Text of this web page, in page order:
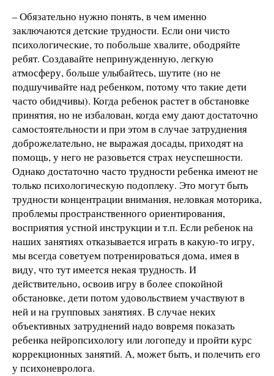
– Обязательно нужно понять, в чем именно
заключаются детские трудности. Если они чисто
психологические, то побольше хвалите, ободряйте
ребят. Создавайте непринужденную, легкую
атмосферу, больше улыбайтесь, шутите (но не
подшучивайте над ребенком, потому что такие дети
часто обидчивы). Когда ребенок растет в обстановке
принятия, но не избалован, когда ему дают достаточно
самостоятельности и при этом в случае затруднения
доброжелательно, не выражая досады, приходят на
помощь, у него не разовьется страх неуспешности.
Однако достаточно часто трудности ребенка имеют не
только психологическую подоплеку. Это могут быть
трудности концентрации внимания, неловкая моторика,
проблемы пространственного ориентирования,
восприятия устной инструкции и т.п. Если ребенок на
наших занятиях отказывается играть в какую-то игру,
мы всегда советуем потренироваться дома, имея в
виду, что тут имеется некая трудность. И
действительно, освоив игру в более спокойной
обстановке, дети потом удовольствием участвуют в
ней и на групповых занятиях. В случае неких
объективных затруднений надо вовремя показать
ребенка нейропсихологу или логопеду и пройти курс
коррекционных занятий. А, может быть, и полечить его
у психоневролога.